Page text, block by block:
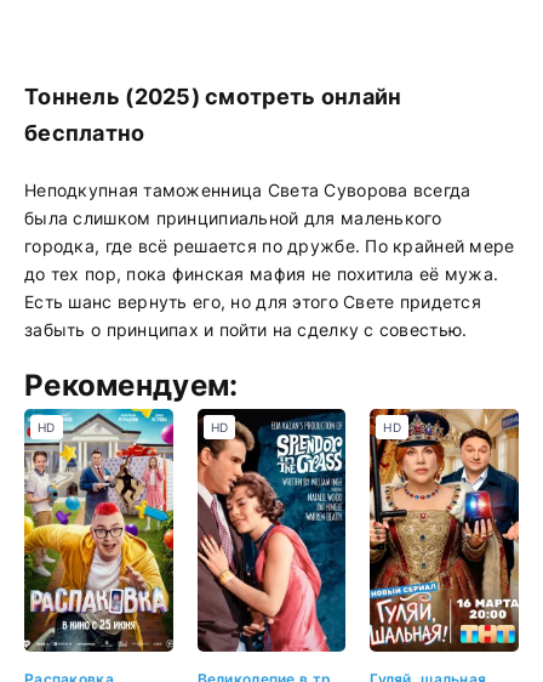
Тоннель (2025) смотреть онлайн
бесплатно
Неподкупная таможенница Света Суворова всегда
была слишком принципиальной для маленького
городка, где всё решается по дружбе. По крайней мере
до тех пор, пока финская мафия не похитила её мужа.
Есть шанс вернуть его, но для этого Свете придется
забыть о принципах и пойти на сделку с совестью.
Рекомендуем:
HD HD HD